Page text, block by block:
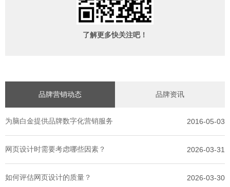
了解更多快关注吧！
品牌营销动态 品牌资讯
为脑白金提供品牌数字化营销服务 2016-05-03
网页设计时需要考虑哪些因素？ 2026-03-31
如何评估网页设计的质量？ 2026-03-30